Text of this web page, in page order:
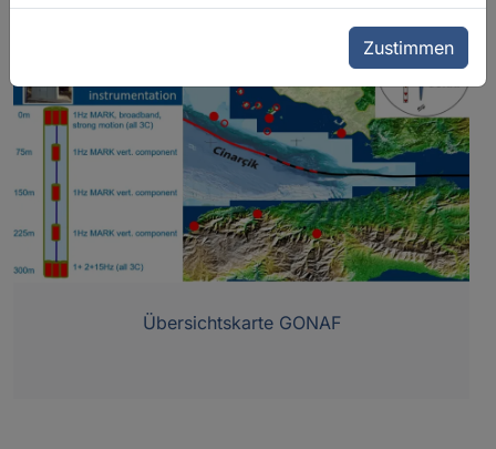
Übersichtskarte GONAF
Zustimmen